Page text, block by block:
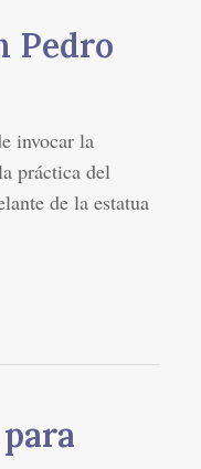
Pedro
invocar la
práctica del
de la estatua